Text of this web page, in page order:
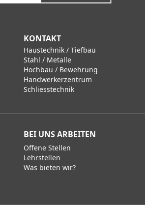
KONTAKT
Haustechnik / Tiefbau
Stahl / Metalle
Hochbau / Bewehrung
Handwerkerzentrum
Schliesstechnik
BEI UNS ARBEITEN
Offene Stellen
Lehrstellen
Was bieten wir?